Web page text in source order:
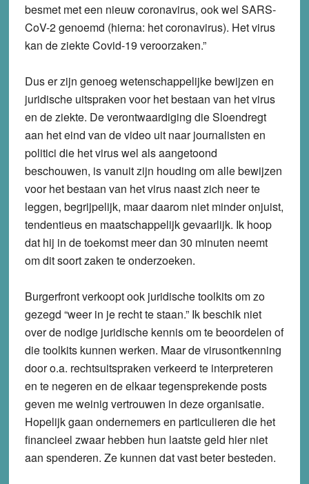
besmet met een nieuw coronavirus, ook wel SARS-
CoV-2 genoemd (hierna: het coronavirus). Het virus
kan de ziekte Covid-19 veroorzaken.”
Dus er zijn genoeg wetenschappelijke bewijzen en
juridische uitspraken voor het bestaan van het virus
en de ziekte. De verontwaardiging die Sloendregt
aan het eind van de video uit naar journalisten en
politici die het virus wel als aangetoond
beschouwen, is vanuit zijn houding om alle bewijzen
voor het bestaan van het virus naast zich neer te
leggen, begrijpelijk, maar daarom niet minder onjuist,
tendentieus en maatschappelijk gevaarlijk. Ik hoop
dat hij in de toekomst meer dan 30 minuten neemt
om dit soort zaken te onderzoeken.
Burgerfront verkoopt ook juridische toolkits om zo
gezegd “weer in je recht te staan.” Ik beschik niet
over de nodige juridische kennis om te beoordelen of
die toolkits kunnen werken. Maar de virusontkenning
door o.a. rechtsuitspraken verkeerd te interpreteren
en te negeren en de elkaar tegensprekende posts
geven me weinig vertrouwen in deze organisatie.
Hopelijk gaan ondernemers en particulieren die het
financieel zwaar hebben hun laatste geld hier niet
aan spenderen. Ze kunnen dat vast beter besteden.